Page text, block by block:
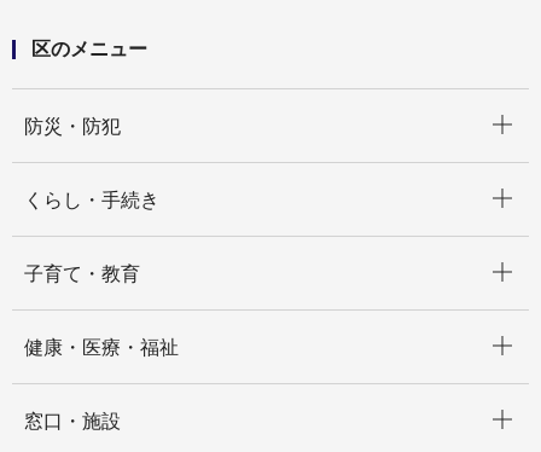
区のメニュー
防災・防犯
くらし・手続き
子育て・教育
健康・医療・福祉
窓口・施設